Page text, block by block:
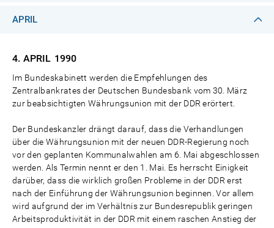
APRIL
4. APRIL 1990
Im Bundeskabinett werden die Empfehlungen des
Zentralbankrates der Deutschen Bundesbank vom 30. März
zur beabsichtigten Währungsunion mit der DDR erörtert.
Der Bundeskanzler drängt darauf, dass die Verhandlungen
über die Währungsunion mit der neuen DDR-Regierung noch
vor den geplanten Kommunalwahlen am 6. Mai abgeschlossen
werden. Als Termin nennt er den 1. Mai. Es herrscht Einigkeit
darüber, dass die wirklich großen Probleme in der DDR erst
nach der Einführung der Währungsunion beginnen. Vor allem
wird aufgrund der im Verhältnis zur Bundesrepublik geringen
Arbeitsproduktivität in der DDR mit einem raschen Anstieg der